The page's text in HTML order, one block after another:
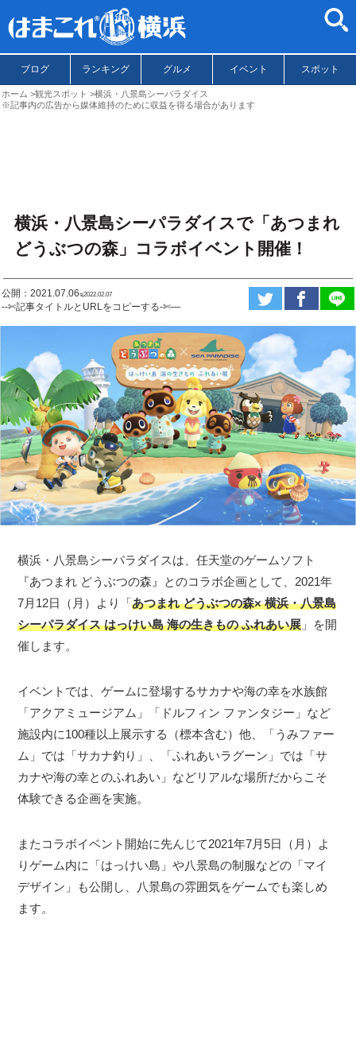
ブログ ランキング グルメ イベント スポット
ホーム 観光スポット
横浜・八景島シーパラダイス
※記事内の広告から媒体維持のために収益を得る場合があります
横浜・八景島シーパラダイスで「あつまれ
どうぶつの森」コラボイベント開催！
公開：2021.07.06ಇ2022.02.07
--✄記事タイトルとURLをコピーする-✄—
横浜・八景島シーパラダイスは、任天堂のゲームソフト
『あつまれ どうぶつの森』とのコラボ企画として、2021年
7月12日（月）より「あつまれ どうぶつの森× 横浜・八景島
シーパラダイス はっけい島 海の生きもの ふれあい展 」を開
催します。
イベントでは、ゲームに登場するサカナや海の幸を水族館
「アクアミュージアム」「ドルフィン ファンタジー」など
施設内に100種以上展示する（標本含む）他、「うみファー
ム」では「サカナ釣り」、「ふれあいラグーン」では「サ
カナや海の幸とのふれあい」などリアルな場所だからこそ
体験できる企画を実施。
またコラボイベント開始に先んじて2021年7月5日（月）よ
りゲーム内に「はっけい島」や八景島の制服などの「マイ
デザイン」も公開し、八景島の雰囲気をゲームでも楽しめ
ます。